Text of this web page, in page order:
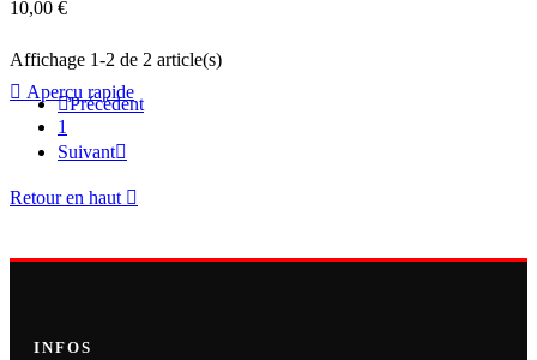
10,00 €
 Aperçu rapide
Affichage 1-2 de 2 article(s)
Précédent
1
Suivant
Retour en haut 
INFOS